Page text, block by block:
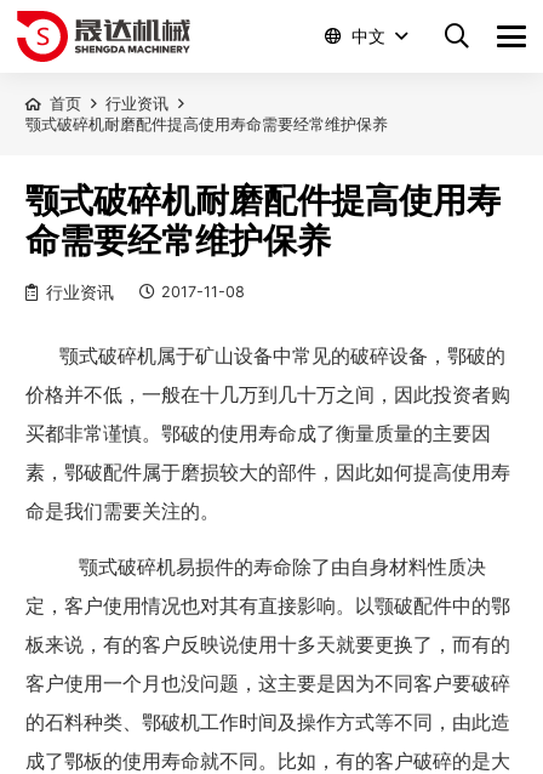
中文
首页
行业资讯
颚式破碎机耐磨配件提高使用寿命需要经常维护保养
颚式破碎机耐磨配件提高使用寿
命需要经常维护保养
行业资讯 2017-11-08
颚式破碎机属于矿山设备中常见的破碎设备，鄂破的
价格并不低，一般在十几万到几十万之间，因此投资者购
买都非常谨慎。鄂破的使用寿命成了衡量质量的主要因
素，鄂破配件属于磨损较大的部件，因此如何提高使用寿
命是我们需要关注的。
颚式破碎机易损件的寿命除了由自身材料性质决
定，客户使用情况也对其有直接影响。以颚破配件中的鄂
板来说，有的客户反映说使用十多天就要更换了，而有的
客户使用一个月也没问题，这主要是因为不同客户要破碎
的石料种类、鄂破机工作时间及操作方式等不同，由此造
成了鄂板的使用寿命就不同。比如，有的客户破碎的是大